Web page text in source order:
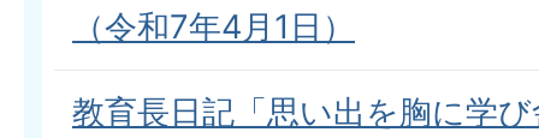
（令和7年4月1日）
教育長日記「思い出を胸に学